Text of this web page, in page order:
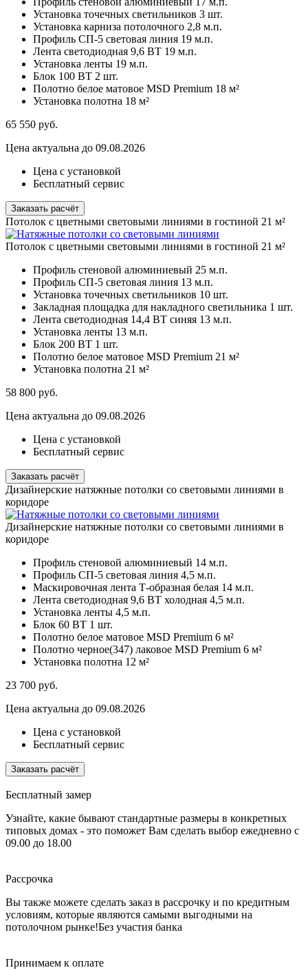
Установка точечных светильников 3 шт.
Установка карниза потолочного 2,8 м.п.
Профиль СП-5 световая линия 19 м.п.
Лента светодиодная 9,6 ВТ 19 м.п.
Установка ленты 19 м.п.
Блок 100 ВТ 2 шт.
Полотно белое матовое MSD Premium 18 м²
Установка полотна 18 м²
65 550 руб.
Цена актуальна до 09.08.2026
Цена с установкой
Бесплатный сервис
Заказать расчёт
Потолок с цветными световыми линиями в гостиной 21 м²
Потолок с цветными световыми линиями в гостиной 21 м²
Профиль стеновой алюминиевый 25 м.п.
Профиль СП-5 световая линия 13 м.п.
Установка точечных светильников 10 шт.
Закладная площадка для накладного светильника 1 шт.
Лента светодиодная 14,4 ВТ синяя 13 м.п.
Установка ленты 13 м.п.
Блок 200 ВТ 1 шт.
Полотно белое матовое MSD Premium 21 м²
Установка полотна 21 м²
58 800 руб.
Цена актуальна до 09.08.2026
Цена с установкой
Бесплатный сервис
Заказать расчёт
Дизайнерские натяжные потолки со световыми линиями в
коридоре
Дизайнерские натяжные потолки со световыми линиями в
коридоре
Профиль стеновой алюминиевый 14 м.п.
Профиль СП-5 световая линия 4,5 м.п.
Маскировочная лента Т-образная белая 14 м.п.
Лента светодиодная 9,6 ВТ холодная 4,5 м.п.
Установка ленты 4,5 м.п.
Блок 60 ВТ 1 шт.
Полотно белое матовое MSD Premium 6 м²
Полотно черное(347) лаковое MSD Premium 6 м²
Установка полотна 12 м²
23 700 руб.
Цена актуальна до 09.08.2026
Цена с установкой
Бесплатный сервис
Заказать расчёт
Бесплатный замер
Узнайте, какие бывают стандартные размеры в конкретных
типовых домах - это поможет Вам сделать выбор ежедневно с
09.00 до 18.00
Рассрочка
Вы также можете сделать заказ в рассрочку и по кредитным
условиям, которые являются самыми выгодными на
потолочном рынке!Без участия банка
Принимаем к оплате